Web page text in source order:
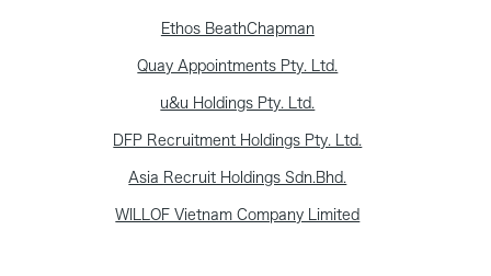
Ethos BeathChapman
Quay Appointments Pty. Ltd.
u&u Holdings Pty. Ltd.
DFP Recruitment Holdings Pty. Ltd.
Asia Recruit Holdings Sdn.Bhd.
WILLOF Vietnam Company Limited